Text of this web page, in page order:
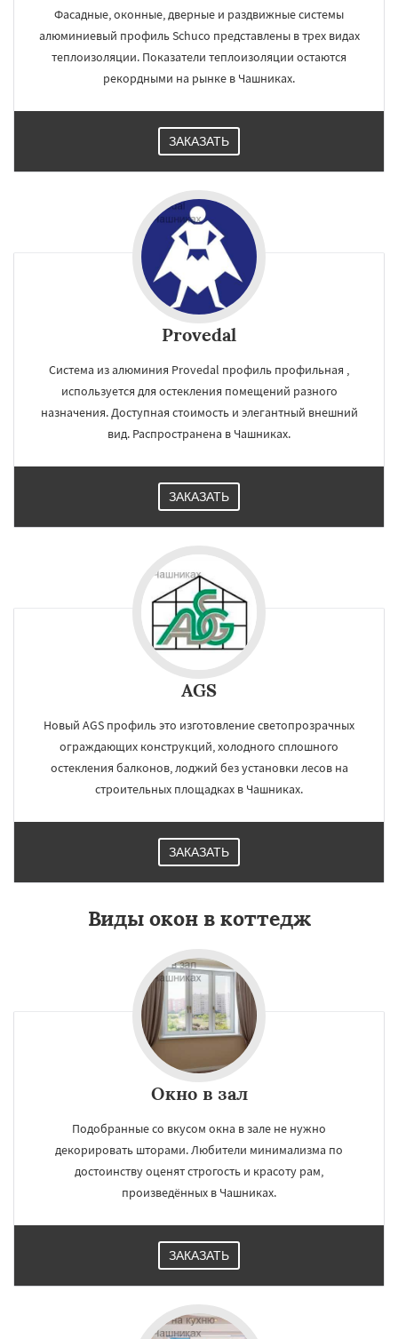
Фасадные, оконные, дверные и раздвижные системы
алюминиевый профиль Schuco представлены в трех видах
теплоизоляции. Показатели теплоизоляции остаются
рекордными на рынке в Чашниках.
ЗАКАЗАТЬ
Provedal
Система из алюминия Provedal профиль профильная ,
используется для остекления помещений разного
назначения. Доступная стоимость и элегантный внешний
вид. Распространена в Чашниках.
ЗАКАЗАТЬ
AGS
Новый AGS профиль это изготовление светопрозрачных
ограждающих конструкций, холодного сплошного
остекления балконов, лоджий без установки лесов на
строительных площадках в Чашниках.
ЗАКАЗАТЬ
Виды окон в коттедж
Окно в зал
Подобранные со вкусом окна в зале не нужно
декорировать шторами. Любители минимализма по
достоинству оценят строгость и красоту рам,
произведённых в Чашниках.
ЗАКАЗАТЬ
УЗНАТЬ ПОДРОБНЕЕ